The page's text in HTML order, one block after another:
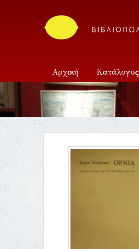
Αρχική Κατάλογος
Επικοινωνία